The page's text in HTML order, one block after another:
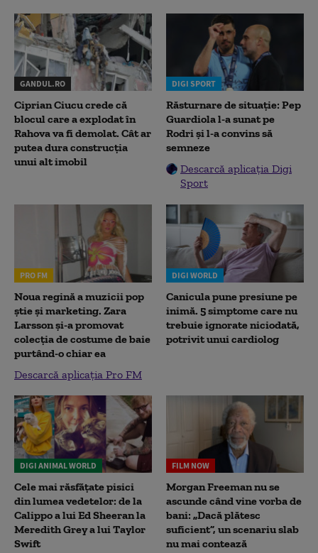
GANDUL.RO
Ciprian Ciucu crede că
blocul care a explodat în
Rahova va fi demolat. Cât ar
putea dura construcția
unui alt imobil
DIGI SPORT
Răsturnare de situație: Pep
Guardiola l-a sunat pe
Rodri și l-a convins să
semneze
Descarcă aplicația Digi
Sport
PRO FM
Noua regină a muzicii pop
știe și marketing. Zara
Larsson și-a promovat
colecția de costume de baie
purtând-o chiar ea
Descarcă aplicația Pro FM
DIGI WORLD
Canicula pune presiune pe
inimă. 5 simptome care nu
trebuie ignorate niciodată,
potrivit unui cardiolog
DIGI ANIMAL WORLD
Cele mai răsfățate pisici
din lumea vedetelor: de la
Calippo a lui Ed Sheeran la
Meredith Grey a lui Taylor
Swift
FILM NOW
Morgan Freeman nu se
ascunde când vine vorba de
bani: „Dacă plătesc
suficient”, un scenariu slab
nu mai contează